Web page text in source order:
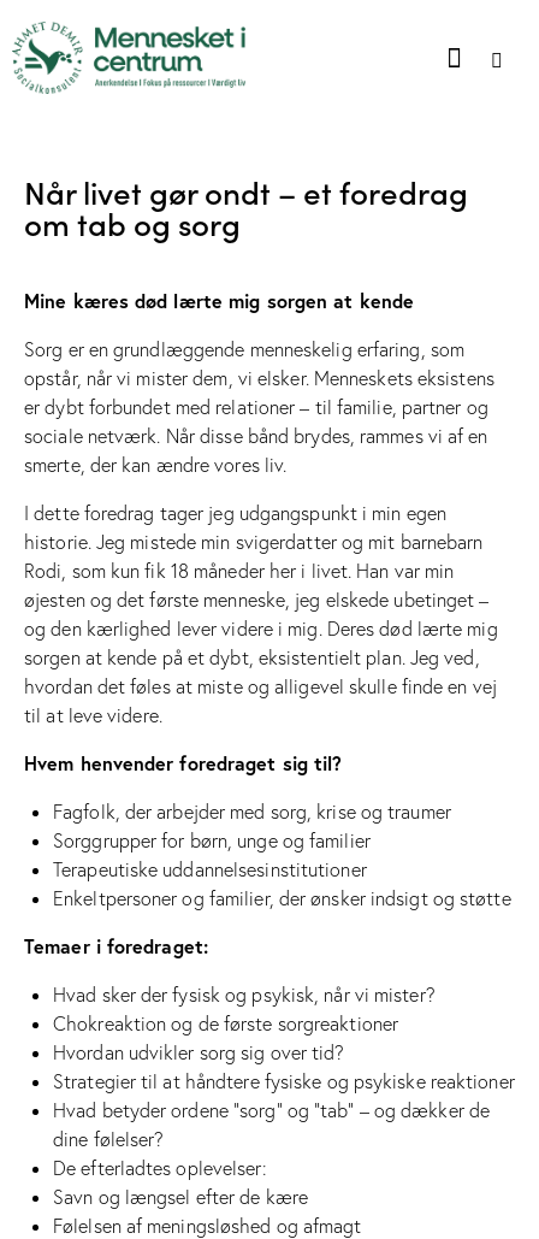
Når livet gør ondt – et foredrag
om tab og sorg
Mine kæres død lærte mig sorgen at kende
Sorg er en grundlæggende menneskelig erfaring, som
opstår, når vi mister dem, vi elsker. Menneskets eksistens
er dybt forbundet med relationer – til familie, partner og
sociale netværk. Når disse bånd brydes, rammes vi af en
smerte, der kan ændre vores liv.
I dette foredrag tager jeg udgangspunkt i min egen
historie. Jeg mistede min svigerdatter og mit barnebarn
Rodi, som kun fik 18 måneder her i livet. Han var min
øjesten og det første menneske, jeg elskede ubetinget –
og den kærlighed lever videre i mig. Deres død lærte mig
sorgen at kende på et dybt, eksistentielt plan. Jeg ved,
hvordan det føles at miste og alligevel skulle finde en vej
til at leve videre.
Hvem henvender foredraget sig til?
Fagfolk, der arbejder med sorg, krise og traumer
Sorggrupper for børn, unge og familier
Terapeutiske uddannelsesinstitutioner
Enkeltpersoner og familier, der ønsker indsigt og støtte
Temaer i foredraget:
Hvad sker der fysisk og psykisk, når vi mister?
Chokreaktion og de første sorgreaktioner
Hvordan udvikler sorg sig over tid?
Strategier til at håndtere fysiske og psykiske reaktioner
Hvad betyder ordene “sorg” og “tab” – og dækker de
dine følelser?
De efterladtes oplevelser:
Savn og længsel efter de kære
Følelsen af meningsløshed og afmagt